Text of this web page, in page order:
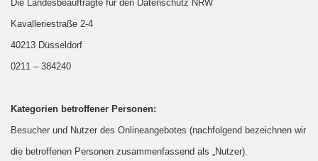
Die Landesbeauftragte für den Datenschutz NRW
Kavalleriestraße 2-4
40213 Düsseldorf
0211 – 384240
Kategorien betroffener Personen:
Besucher und Nutzer des Onlineangebotes (nachfolgend bezeichnen wir
die betroffenen Personen zusammenfassend als „Nutzer).